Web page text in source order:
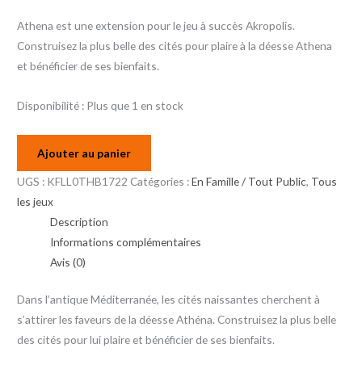
Athena est une extension pour le jeu à succès Akropolis.
Construisez la plus belle des cités pour plaire à la déesse Athena
et bénéficier de ses bienfaits.
Disponibilité : Plus que 1 en stock
Ajouter au panier
UGS : KFLL0THB1722 Catégories :En Famille / Tout Public, Tous
les jeux
Description
Informations complémentaires
Avis (0)
Dans l’antique Méditerranée, les cités naissantes cherchent à
s’attirer les faveurs de la déesse Athéna. Construisez la plus belle
des cités pour lui plaire et bénéficier de ses bienfaits.